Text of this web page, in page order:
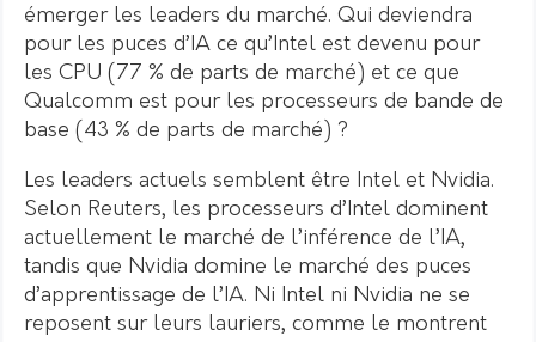
émerger les leaders du marché. Qui deviendra
pour les puces d’IA ce qu’Intel est devenu pour
les CPU (77 % de parts de marché) et ce que
Qualcomm est pour les processeurs de bande de
base (43 % de parts de marché) ?
Les leaders actuels semblent être Intel et Nvidia.
Selon Reuters, les processeurs d’Intel dominent
actuellement le marché de l’inférence de l’IA,
tandis que Nvidia domine le marché des puces
d’apprentissage de l’IA. Ni Intel ni Nvidia ne se
reposent sur leurs lauriers, comme le montrent